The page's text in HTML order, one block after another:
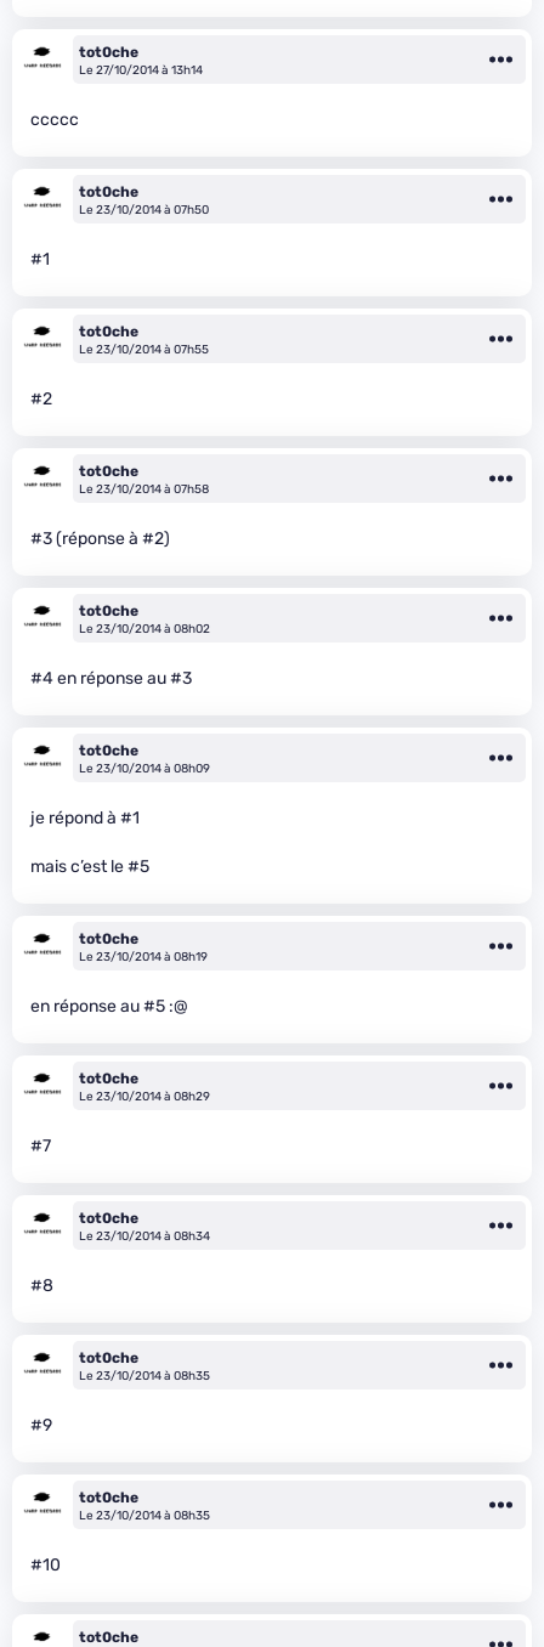
tot0che
Le 27/10/2014 à 13h14
ccccc
tot0che
Le 23/10/2014 à 07h50
#1
tot0che
Le 23/10/2014 à 07h55
#2
tot0che
Le 23/10/2014 à 07h58
#3 (réponse à #2)
tot0che
Le 23/10/2014 à 08h02
#4 en réponse au #3
tot0che
Le 23/10/2014 à 08h09
je répond à #1
mais c’est le #5
tot0che
Le 23/10/2014 à 08h19
en réponse au #5 :@
tot0che
Le 23/10/2014 à 08h29
#7
tot0che
Le 23/10/2014 à 08h34
#8
tot0che
Le 23/10/2014 à 08h35
#9
tot0che
Le 23/10/2014 à 08h35
#10
tot0che